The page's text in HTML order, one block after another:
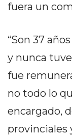
NORTE
HOY
PERGAMINO
NOTICIAS
ROJAS
fuera un
“Son 37
y nunca
fue
no todo lo
encargado,
provinciales